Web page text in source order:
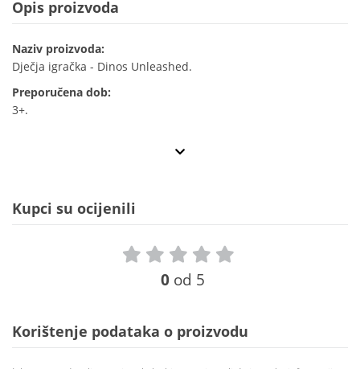
Opis proizvoda
Naziv proizvoda:
Dječja igračka - Dinos Unleashed.
Preporučena dob:
3+.
Kupci su ocijenili
0 od 5
Korištenje podataka o proizvodu